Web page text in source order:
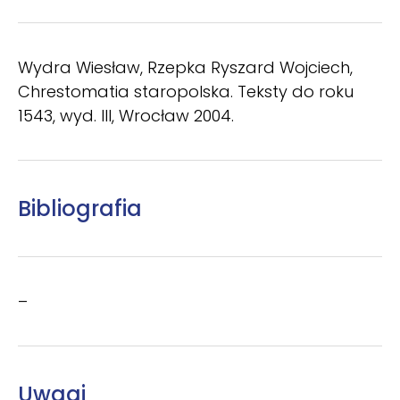
Wydra Wiesław, Rzepka Ryszard Wojciech,
Chrestomatia staropolska. Teksty do roku
1543, wyd. III, Wrocław 2004.
Bibliografia
–
Uwagi